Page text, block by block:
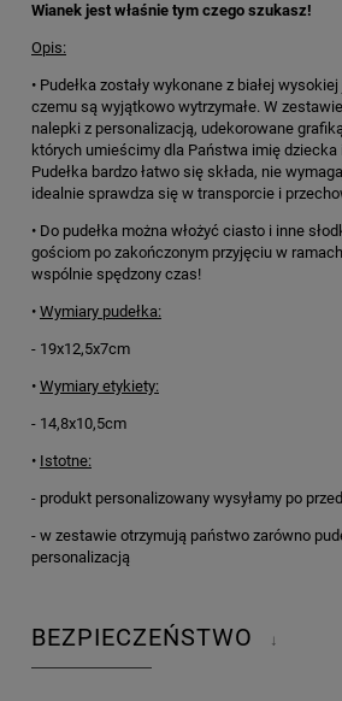
Wianek jest właśnie tym czego szukasz!
Opis:
• Pudełka zostały wykonane z białej
czemu są wyjątkowo wytrzymałe. W
nalepki z personalizacją, udekorowane
których umieścimy dla Państwa imię
Pudełka bardzo łatwo się składa, nie
idealnie sprawdza się w transporcie i
• Do pudełka można włożyć ciasto i inne
gościom po zakończonym przyjęciu w
wspólnie spędzony czas!
• Wymiary pudełka:
- 19x12,5x7cm
• Wymiary etykiety:
- 14,8x10,5cm
• Istotne:
- produkt personalizowany wysyłamy po
- w zestawie otrzymują państwo zarówno
personalizacją
BEZPIECZEŃSTWO ↓